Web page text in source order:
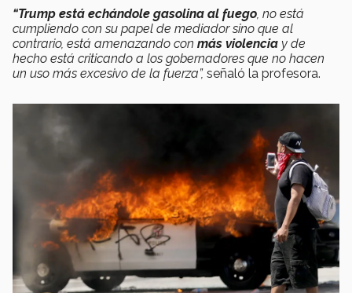
“Trump está echándole gasolina al fuego , no está
cumpliendo con su papel de mediador sino que al
contrario, está amenazando con más violencia y de
hecho está criticando a los gobernadores que no hacen
un uso más excesivo de la fuerza”, señaló la profesora.